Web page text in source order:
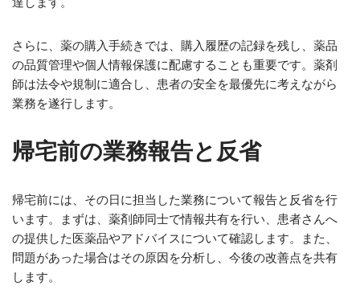
さらに、薬の購入手続きでは、購入履歴の記録を残し、薬品
の品質管理や個人情報保護に配慮することも重要です。薬剤
師は法令や規制に適合し、患者の安全を最優先に考えながら
業務を遂行します。
帰宅前の業務報告と反省
帰宅前には、その日に担当した業務について報告と反省を行
います。まずは、薬剤師同士で情報共有を行い、患者さんへ
の提供した医薬品やアドバイスについて確認します。また、
問題があった場合はその原因を分析し、今後の改善点を共有
します。